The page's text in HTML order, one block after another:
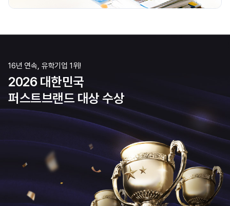
16년 연속, 유학기업 1위!
2026 대한민국
퍼스트브랜드 대상 수상